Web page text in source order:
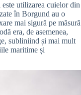
utilizarea cuielor din
în Borgund au o
mai sigură pe măsură
era, de asemenea,
subliniind și mai mult
maritime și